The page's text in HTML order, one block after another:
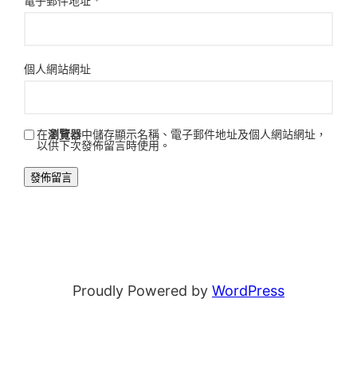
個人網站網址
在瀏覽器中儲存顯示名稱、電子郵件地址及個人網站網址，
以供下次發佈留言時使用。
Proudly Powered by WordPress